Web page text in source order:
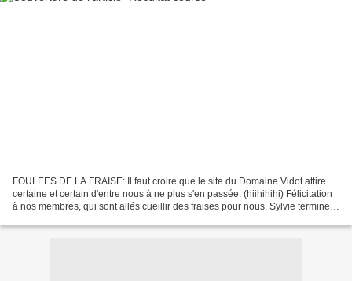
FOULEES DE LA FRAISE: Il faut croire que le site du Domaine Vidot attire
certaine et certain d'entre nous à ne plus s'en passée. (hiihihihi) Félicitation
à nos membres, qui sont allés cueillir des fraises pour nous. Sylvie termine à